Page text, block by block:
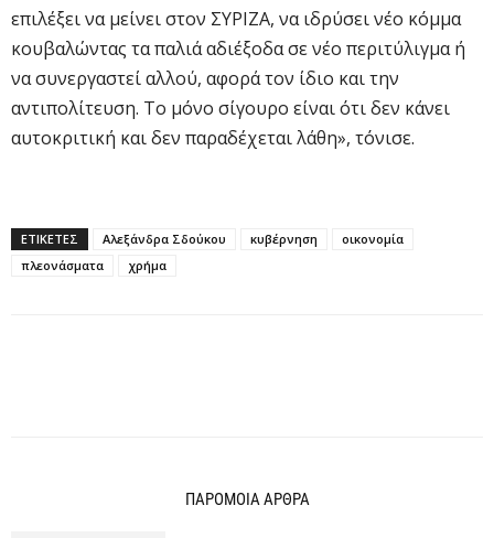
επιλέξει να μείνει στον ΣΥΡΙΖΑ, να ιδρύσει νέο κόμμα
κουβαλώντας τα παλιά αδιέξοδα σε νέο περιτύλιγμα ή
να συνεργαστεί αλλού, αφορά τον ίδιο και την
αντιπολίτευση. Το μόνο σίγουρο είναι ότι δεν κάνει
αυτοκριτική και δεν παραδέχεται λάθη», τόνισε.
ΕΤΙΚΕΤΕΣ Αλεξάνδρα Σδούκου κυβέρνηση
οικονομία
πλεονάσματα
χρήμα
ΠΑΡΟΜΟΙΑ ΑΡΘΡΑ